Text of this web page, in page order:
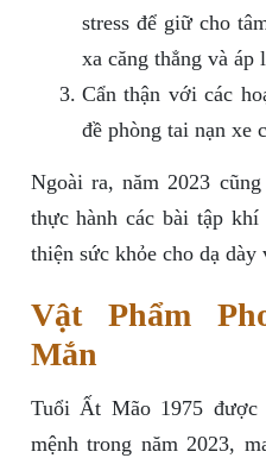
stress để giữ cho
xa căng thẳng và áp
Cẩn thận với các
đề phòng tai nạn xe
Ngoài ra, năm 2023
thực hành các bài tập
thiện sức khỏe cho dạ dày
Vật Phẩm
Mắn
Tuổi Ất Mão 1975
mệnh trong năm 2023,